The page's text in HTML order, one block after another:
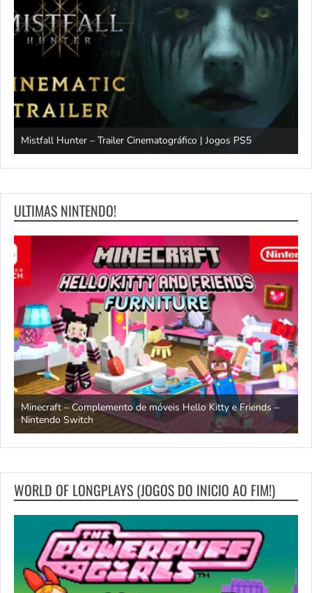
Mistfall Hunter – Trailer Cinematográfico | Jogos PS5
ULTIMAS NINTENDO!
Minecraft – Complemento de móveis Hello Kitty e Friends –
Nintendo Switch
WORLD OF LONGPLAYS (JOGOS DO INICIO AO FIM!)